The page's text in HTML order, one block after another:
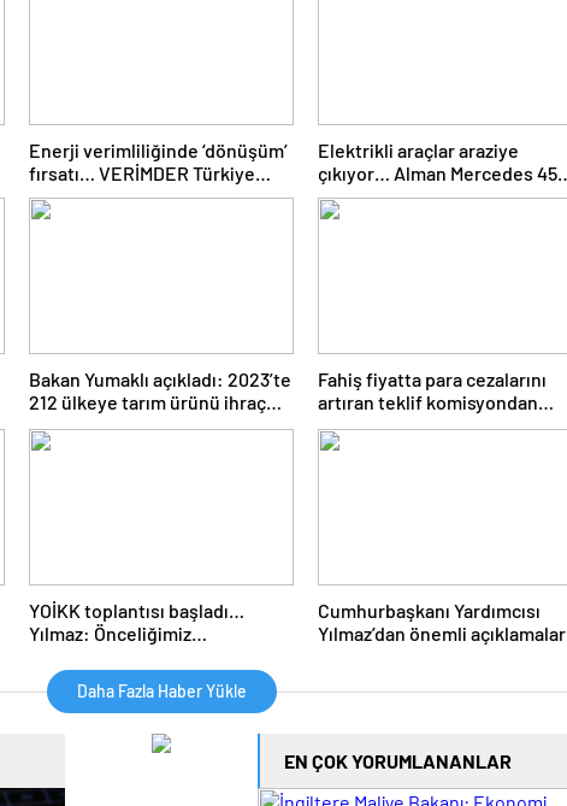
Enerji verimliliğinde ‘dönüşüm’
fırsatı… VERİMDER Türkiye
Yüzyılı ve Yapılarda Enerji
Verimliliği Zirvesi Ankara’da
Elektrikli araçlar araziye
çıkıyor… Alman Mercedes 45
yıllık ikonik G-Serisi’ni
elektriğin gücüyle daha
Bakan Yumaklı açıkladı: 2023’te
212 ülkeye tarım ürünü ihraç
ettik
Fahiş fiyatta para cezalarını
artıran teklif komisyondan
geçti: Sattığının arkasında
durmayana ağır ceza
YOİKK toplantısı başladı…
Yılmaz: Önceliğimiz
istihdam artışını sağlamaktır
Cumhurbaşkanı Yardımcısı
Yılmaz’dan önemli açıklamalar
Daha Fazla Haber Yükle
EN ÇOK YORUMLANANLAR